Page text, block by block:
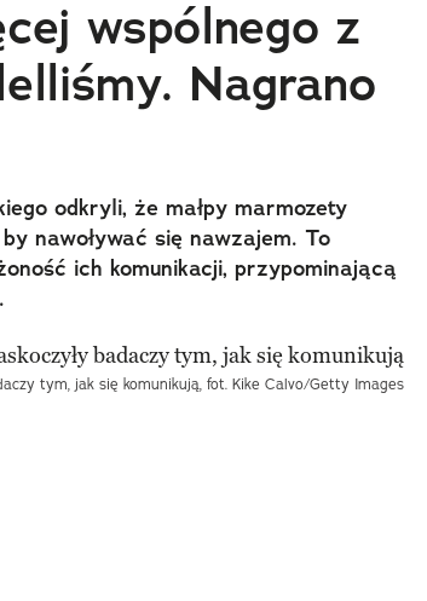
wspólnego z
Nagrano
odkryli, że małpy marmozety
nawoływać się nawzajem. To
ich komunikacji, przypominającą
tym, jak się komunikują, fot. Kike Calvo/Getty Images